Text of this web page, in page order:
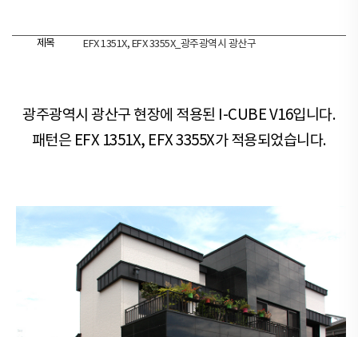
제목 EFX 1351X, EFX 3355X_광주광역시 광산구
광주광역시 광산구 현장​​에 적용된 I-CUBE V16입니다.
패턴은 EFX 1351X, EFX 3355X가 적용되었습니다.